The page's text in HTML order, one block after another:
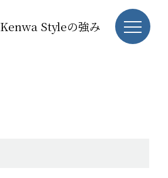
Kenwa Styleの強み